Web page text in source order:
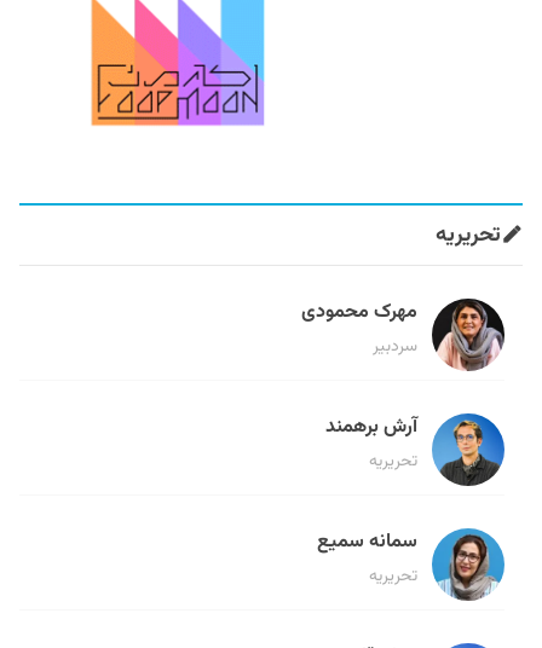
تحریریه
مهرک محمودی
سردبیر
آرش برهمند
تحریریه
سمانه سمیع
تحریریه